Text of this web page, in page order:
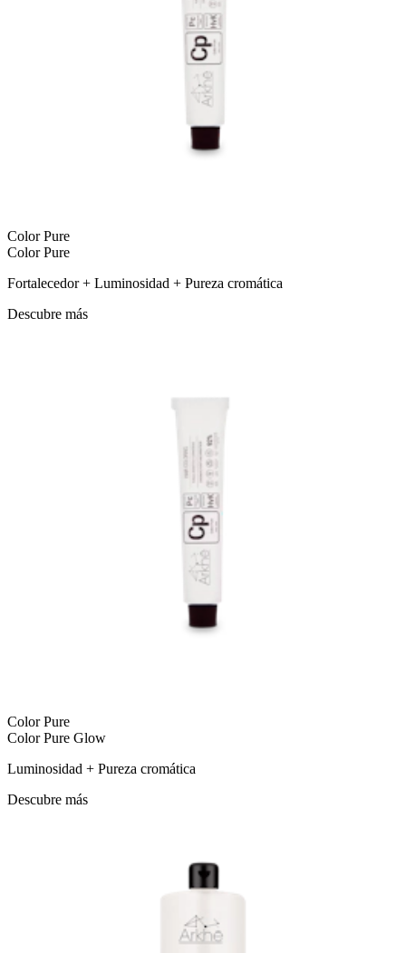
Color Pure
Color Pure
Fortalecedor + Luminosidad + Pureza cromática
Descubre más
Color Pure
Color Pure Glow
Luminosidad + Pureza cromática
Descubre más